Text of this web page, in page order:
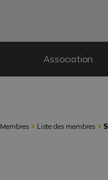
Association
Membres › Liste des membres ›